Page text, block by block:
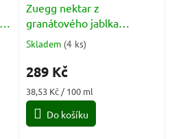
Zuegg nektar z
granátového jablka
(Nettari Melograno)
6x125ml
Průměrné
produktu
5,0
5
Skladem (4 ks)
289 Kč
Měrná
cena:
38,53 Kč / 100 ml
Do košíku